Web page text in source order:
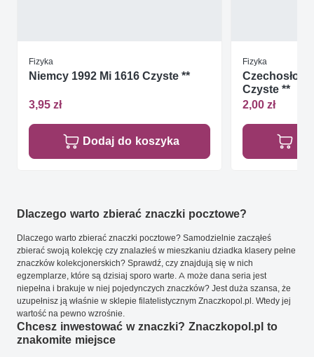
Fizyka
Niemcy 1992 Mi 1616 Czyste **
3,95 zł
Dodaj do koszyka
Fizyka
Czyste **
2,00 zł
Dlaczego warto zbierać znaczki pocztowe?
Dlaczego warto zbierać znaczki pocztowe? Samodzielnie zacząłeś
zbierać swoją kolekcję czy znalazłeś w mieszkaniu dziadka klasery pełne
znaczków kolekcjonerskich? Sprawdź, czy znajdują się w nich
egzemplarze, które są dzisiaj sporo warte. A może dana seria jest
niepełna i brakuje w niej pojedynczych znaczków? Jest duża szansa, że
uzupełnisz ją właśnie w sklepie filatelistycznym Znaczkopol.pl. Wtedy jej
wartość na pewno wzrośnie.
Chcesz inwestować w znaczki? Znaczkopol.pl to
znakomite miejsce